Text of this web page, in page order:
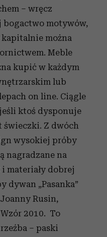
– wręcz
motywów,
można
Meble
kupić w każdym
lub
on line. Ciągle
ktoś dysponuje
świeczki. Z dwóch
wysokiej próby
nagradzane na
materiały dobrej
dywan „Pasanka”
Rusin,
2010. To
– paski